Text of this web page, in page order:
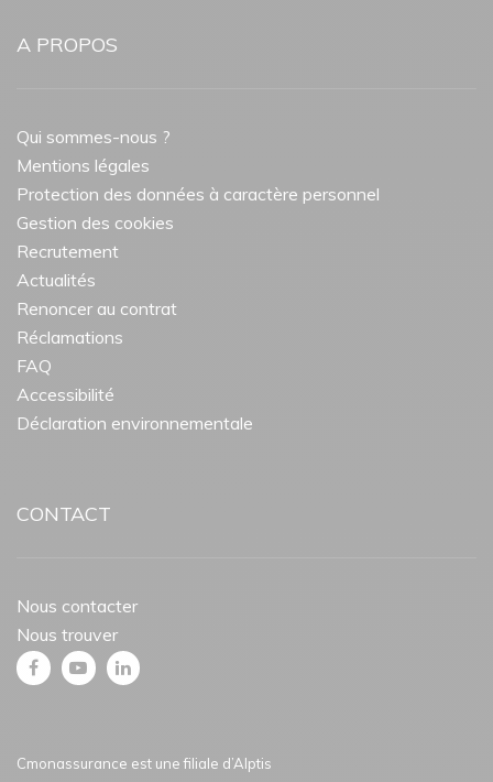
A PROPOS
Qui sommes-nous ?
Mentions légales
Protection des données à caractère personnel
Gestion des cookies
Recrutement
Actualités
Renoncer au contrat
Réclamations
FAQ
Accessibilité
Déclaration environnementale
CONTACT
Nous contacter
Nous trouver
Cmonassurance est une filiale d’Alptis